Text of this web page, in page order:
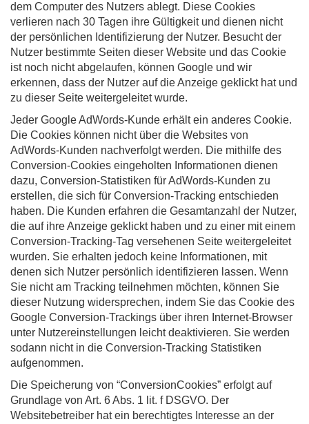
dem Computer des Nutzers ablegt. Diese Cookies
verlieren nach 30 Tagen ihre Gültigkeit und dienen nicht
der persönlichen Identifizierung der Nutzer. Besucht der
Nutzer bestimmte Seiten dieser Website und das Cookie
ist noch nicht abgelaufen, können Google und wir
erkennen, dass der Nutzer auf die Anzeige geklickt hat und
zu dieser Seite weitergeleitet wurde.
Jeder Google AdWords-Kunde erhält ein anderes Cookie.
Die Cookies können nicht über die Websites von
AdWords-Kunden nachverfolgt werden. Die mithilfe des
Conversion-Cookies eingeholten Informationen dienen
dazu, Conversion-Statistiken für AdWords-Kunden zu
erstellen, die sich für Conversion-Tracking entschieden
haben. Die Kunden erfahren die Gesamtanzahl der Nutzer,
die auf ihre Anzeige geklickt haben und zu einer mit einem
Conversion-Tracking-Tag versehenen Seite weitergeleitet
wurden. Sie erhalten jedoch keine Informationen, mit
denen sich Nutzer persönlich identifizieren lassen. Wenn
Sie nicht am Tracking teilnehmen möchten, können Sie
dieser Nutzung widersprechen, indem Sie das Cookie des
Google Conversion-Trackings über ihren Internet-Browser
unter Nutzereinstellungen leicht deaktivieren. Sie werden
sodann nicht in die Conversion-Tracking Statistiken
aufgenommen.
Die Speicherung von “ConversionCookies” erfolgt auf
Grundlage von Art. 6 Abs. 1 lit. f DSGVO. Der
Websitebetreiber hat ein berechtigtes Interesse an der